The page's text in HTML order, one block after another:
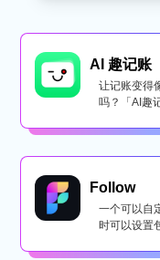
AI 趣记账
让记账变得
吗？「AI趣
Follow
一个可以自
时可以设置